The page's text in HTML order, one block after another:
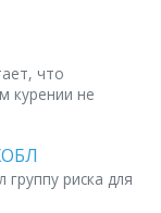
что
курении не
риска для